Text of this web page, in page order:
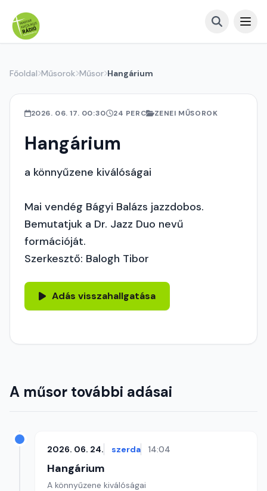
Főoldal Műsorok Műsor Hangárium
2026. 06. 17. 00:30 24 PERC ZENEI MŰSOROK
Hangárium
a könnyűzene kiválóságai
Mai vendég Bágyi Balázs jazzdobos.
Bemutatjuk a Dr. Jazz Duo nevű
formációját.
Szerkesztő: Balogh Tibor
Adás visszahallgatása
A műsor további adásai
2026. 06. 24. szerda 14:04
Hangárium
A könnyűzene kiválóságai